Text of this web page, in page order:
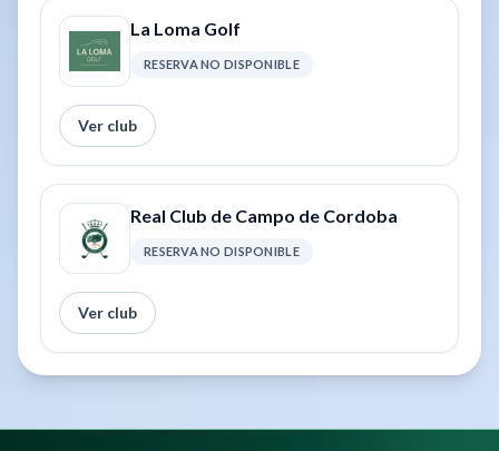
La Loma Golf
RESERVA NO DISPONIBLE
Ver club
Real Club de Campo de Cordoba
RESERVA NO DISPONIBLE
Ver club